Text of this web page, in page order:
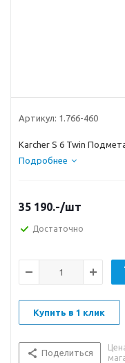
Артикул: 1.766-460
Karcher S 6 Twin
Подробнее
35 190.-/шт
Достаточно
Купить в 1 клик
Поделиться